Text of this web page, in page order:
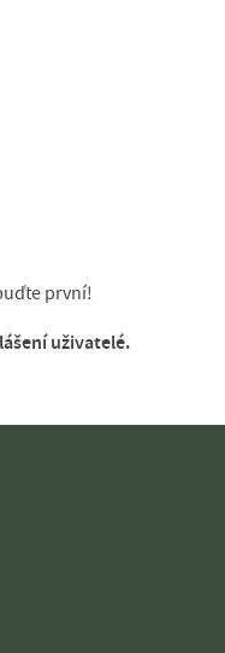
první!
uživatelé.